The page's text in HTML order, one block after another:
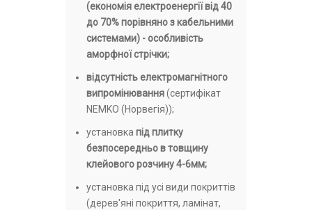
(економія електроенергії від 40
до 70% порівняно з кабельними
системами) - особливість
аморфної стрічки;
відсутність електромагнітного
випромінювання(сертифікат
NEMKO (Норвегія));
установка під плитку
безпосередньо в товщину
клейового розчину 4-6мм;
установка під усі види покриттів
(дерев'яні покриття, ламінат,